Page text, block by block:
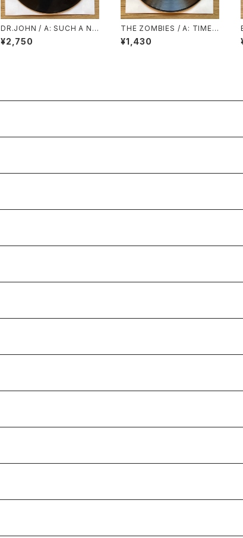
DR.JOHN / A: SUCH A NI
GHT / B: COLD COLD CO
LD
¥2,750
THE ZOMBIES / A: TIME
OF THE SEASON / B: FRIE
NDS OF MINE
¥1,430